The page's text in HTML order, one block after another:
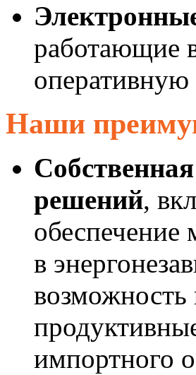
работающие
Наши
решений,
обеспечение
в
возможность
импортного